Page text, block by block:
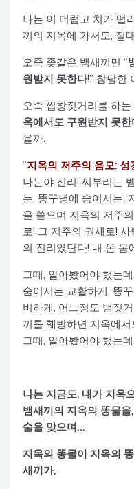
나는 이 더럽고 치가 떨
끼의 지옥에 가서도, 절
오죽 좆같은 뱀새끼면 “
원받지 못한다!” 참담한
오죽 씹창짓거리를 하는
옥에서도 구원받지 못한
을까.
“지옥의 저주의 음모: 성
나는야 진리! 씨부리는
는, 똥꾸녕에 숨어서는,
을 쏟으며 지옥의 저주
로! 그 저주의 권세로!
의 진리였단다! 내 온 몸
그때, 알아봤어야 했는
숨어서는 교활하게, 똥
비하게, 어느정도 뱀짓
끼를 훼방하면 지옥에
그때, 알아봤어야 했는
나는 지금도, 내가 지옥
뱀새끼의 지옥의 똥물
술을 맞으며…
지옥의 똥물이 지옥의
새끼가,